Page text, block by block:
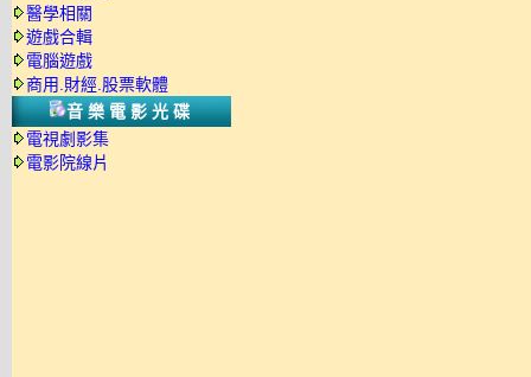
醫學相關
遊戲合輯
電腦遊戲
商用.財經.股票軟體
音樂電影光碟
電視劇影集
電影院線片